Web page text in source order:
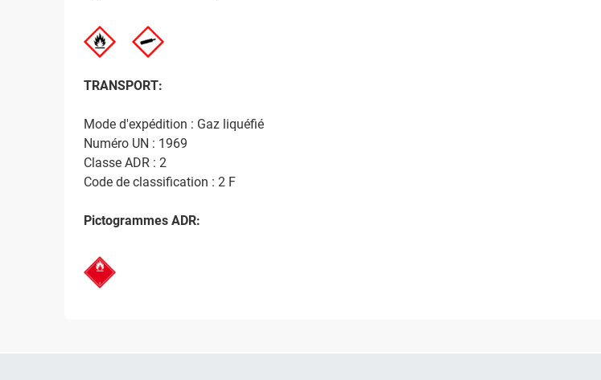
TRANSPORT:
Mode d'expédition : Gaz liquéfié
Numéro UN : 1969
Classe ADR : 2
Code de classification : 2 F
Pictogrammes ADR: